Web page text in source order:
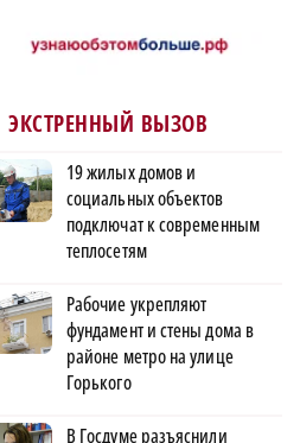
ЭКСТРЕННЫЙ ВЫЗОВ
19 жилых домов и
социальных объектов
подключат к современным
теплосетям
Рабочие укрепляют
фундамент и стены дома в
районе метро на улице
Горького
В Госдуме разъяснили